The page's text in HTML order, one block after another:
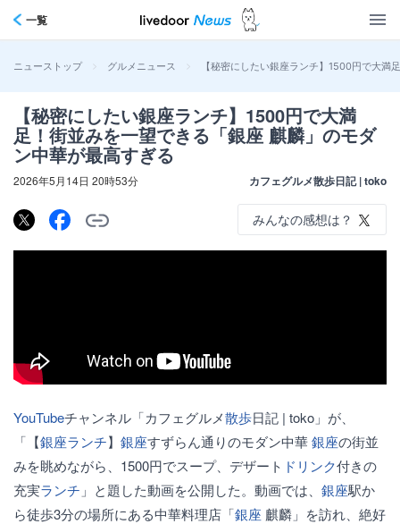
一覧
ニューストップ > グルメニュース > 【秘密にしたい銀座ランチ】1500円で大
【秘密にしたい銀座ランチ】1500円で大満
足！街並みを一望できる「銀座 麒麟」のモダ
ン中華が最高すぎる
2026年5月14日 20時53分 カフェグルメ散歩日記 | toko
みんなの感想は？
YouTubeチャンネル「カフェグルメ散歩日記 | toko」が、
「【銀座ランチ】 銀座すずらん通りのモダン中華銀座の街並
みを眺めながら、1500円でスープ、デザート ドリンク付きの
充実ランチ 」と題した動画を公開した。動画では、 銀座駅か
ら徒歩3分の場所にある中華料理店「銀座 麒麟」を訪れ、絶好